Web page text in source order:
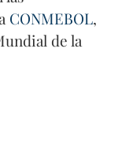
CONMEBOL,
de la